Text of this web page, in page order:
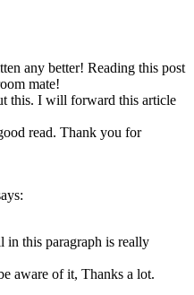
any better! Reading this post
mate!
this. I will forward this article
read. Thank you for
in this paragraph is really
aware of it, Thanks a lot.